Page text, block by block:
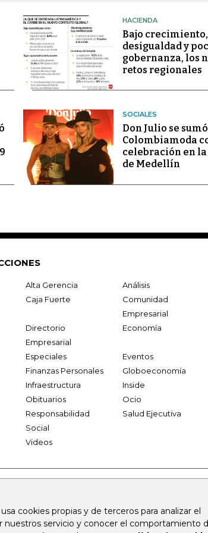
cookies propias y de terceros para analizar el
nuestros servicio y conocer el comportamiento
HACIENDA
Bajo
desigualdad y
gobernanza, los
retos regionales
SOCIALES
Don Julio se
Colombiamoda
celebración en
de Medellín
Alta Gerencia
Análisis
Caja Fuerte
Comunidad
Empresarial
Directorio
Empresarial
Economía
Especiales
Eventos
Finanzas Personales
Globoeconomía
Infraestructura
Inside
Obituarios
Ocio
Responsabilidad
Social
Salud Ejecutiva
Videos
firmasdeabogados.com
canalrcn.com rcnradio.com